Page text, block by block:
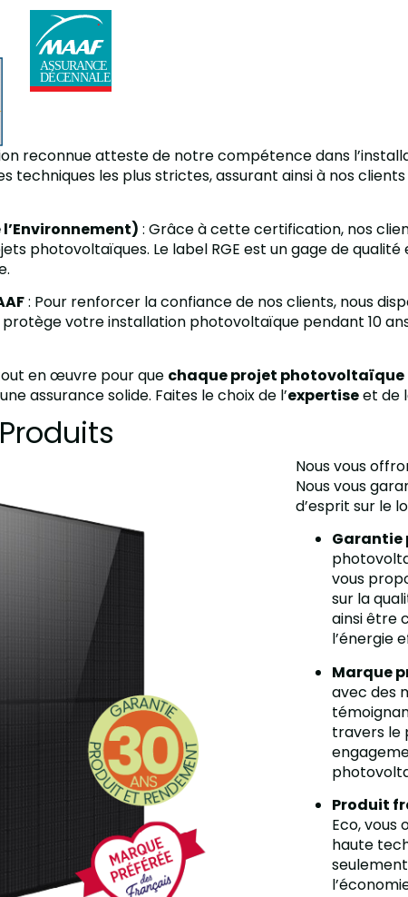
reconnue atteste de notre compétence dans
techniques les plus strictes, assurant ainsi à nos
l’Environnement) : Grâce à cette certification, nos
photovoltaïques. Le label RGE est un gage de
: Pour renforcer la confiance de nos clients, nous
votre installation photovoltaïque pendant 10
en œuvre pour que chaque projet photovoltaïque
assurance solide. Faites le choix de l’expertiseet de
Nous vous
Nous vous
d’esprit sur le
Garantie
vous
sur la
ainsi être
l’énergie
Marque
avec des
travers le
Produit
Eco, vous
haute